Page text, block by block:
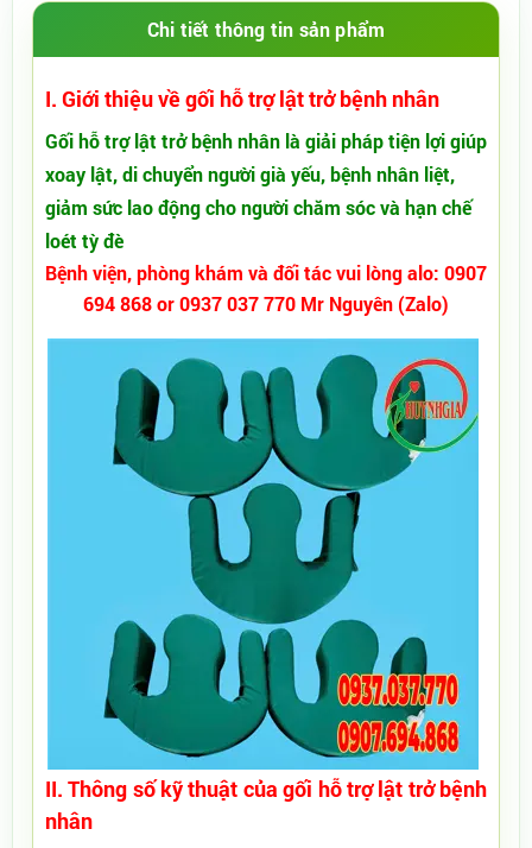
Chi tiết thông tin sản phẩm
I. Giới thiệu về gối hỗ trợ lật trở bệnh nhân
Gối hỗ trợ lật trở bệnh nhân là giải pháp tiện lợi giúp
xoay lật, di chuyển người già yếu, bệnh nhân liệt,
giảm sức lao động cho người chăm sóc và hạn chế
loét tỳ đè
Bệnh viện, phòng khám và đối tác vui lòng alo: 0907
694 868 or 0937 037 770 Mr Nguyên (Zalo)
II. Thông số kỹ thuật của gối hỗ trợ lật trở bệnh
nhân